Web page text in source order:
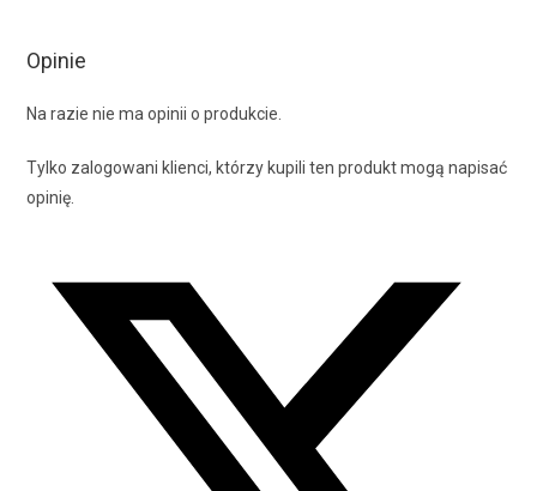
Opinie
Na razie nie ma opinii o produkcie.
Tylko zalogowani klienci, którzy kupili ten produkt mogą napisać
opinię.